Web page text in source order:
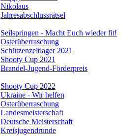
Nikolaus
Jahresabschlussrätsel
Seilspringen - Macht Euch wieder fit!
Osterüberraschung
Schützenzeltlager 2021
Shooty Cup 2021
Brandel-Jugend-Förderpreis
Shooty Cup 2022
Ukraine - Wir helfen
Osterüberraschung
Landesmeisterschaft
Deutsche Meisterschaft
Kreisjugendrunde